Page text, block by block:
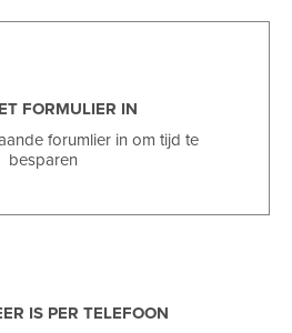
FORMULIER IN
forumlier in om tijd te
besparen
IS PER TELEFOON